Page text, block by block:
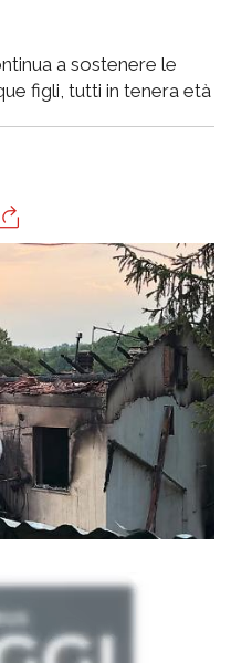
a sostenere le
figli, tutti in tenera età